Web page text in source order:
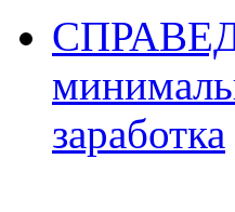
заработка